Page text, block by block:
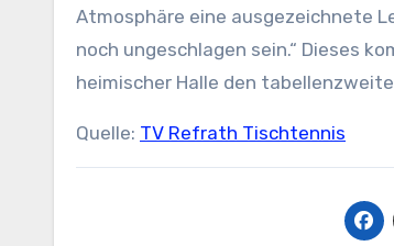
Atmosphäre eine ausgezeichnete
noch ungeschlagen sein.“ Dieses
heimischer Halle den
Quelle: TV Refrath Tischtennis